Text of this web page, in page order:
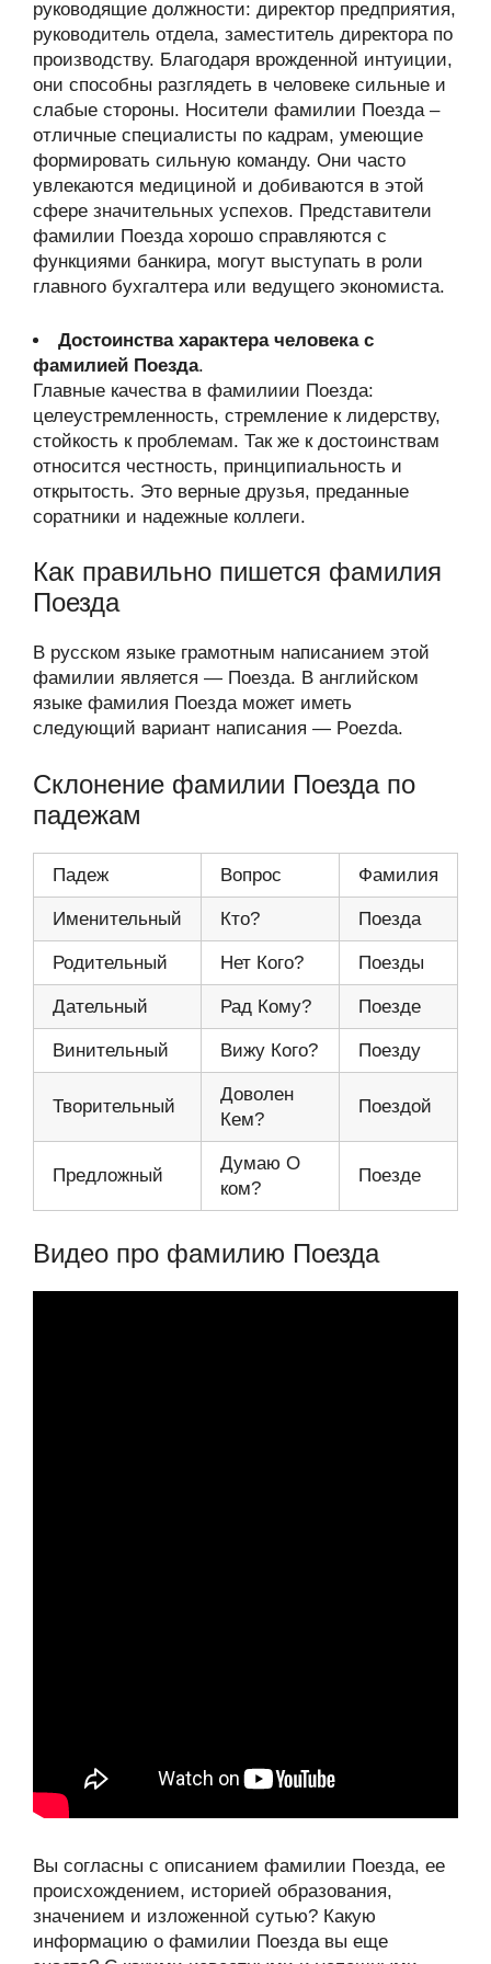
руководящие должности: директор предприятия,
руководитель отдела, заместитель директора по
производству. Благодаря врожденной интуиции,
они способны разглядеть в человеке сильные и
слабые стороны. Носители фамилии Поезда –
отличные специалисты по кадрам, умеющие
формировать сильную команду. Они часто
увлекаются медициной и добиваются в этой
сфере значительных успехов. Представители
фамилии Поезда хорошо справляются с
функциями банкира, могут выступать в роли
главного бухгалтера или ведущего экономиста.
Достоинства характера человека с
фамилией Поезда.
Главные качества в фамилиии Поезда:
целеустремленность, стремление к лидерству,
стойкость к проблемам. Так же к достоинствам
относится честность, принципиальность и
открытость. Это верные друзья, преданные
соратники и надежные коллеги.
Как правильно пишется фамилия
Поезда
В русском языке грамотным написанием этой
фамилии является — Поезда. В английском
языке фамилия Поезда может иметь
следующий вариант написания — Poezda.
Склонение фамилии Поезда по
падежам
Падеж Вопрос Фамилия
Именительный Кто? Поезда
Родительный Нет Кого? Поезды
Дательный Рад Кому? Поезде
Винительный Вижу Кого? Поезду
Творительный
Доволен
Кем?
Поездой
Предложный
Думаю О
ком?
Поезде
Видео про фамилию Поезда
Вы согласны с описанием фамилии Поезда, ее
происхождением, историей образования,
значением и изложенной сутью? Какую
информацию о фамилии Поезда вы еще